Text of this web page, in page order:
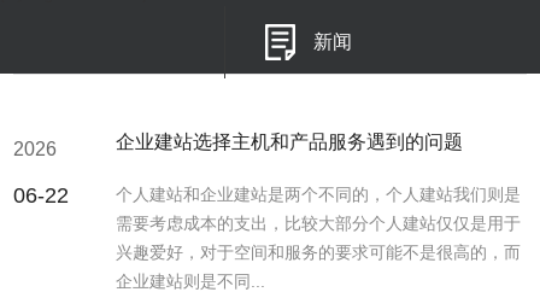
新闻
2026
06-22
企业建站选择主机和产品服务遇到的问题
个人建站和企业建站是两个不同的，个人建站我们则是
需要考虑成本的支出，比较大部分个人建站仅仅是用于
兴趣爱好，对于空间和服务的要求可能不是很高的，而
企业建站则是不同...